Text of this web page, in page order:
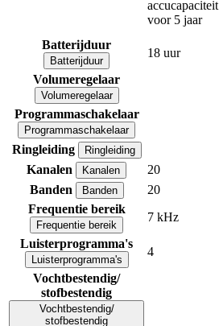
accucapaciteit
voor 5 jaar
Batterijduur
Batterijduur
18 uur
Volumeregelaar
Volumeregelaar
Programmaschakelaar
Programmaschakelaar
Ringleiding Ringleiding
Kanalen Kanalen 20
Banden
Banden 20
Frequentie bereik
Frequentie bereik
7 kHz
Luisterprogramma's
Luisterprogramma's
4
Vochtbestendig/
stofbestendig
Vochtbestendig/
stofbestendig